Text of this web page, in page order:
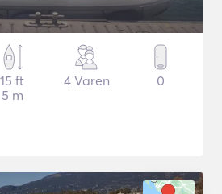
15 ft
5 m
4 Varen 0